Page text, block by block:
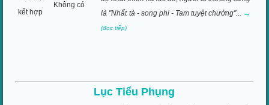
là "Nhất tà - song phi - Tam tuyệt chưởng"... →
(đọc tiếp)
kết hợp
Không có
Lục Tiểu Phụng